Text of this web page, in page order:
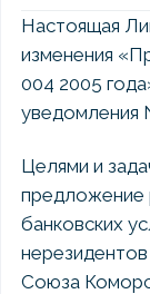
Настоящая
изменения
004 2005
уведомления
Целями и
предложение
банковских
Союза